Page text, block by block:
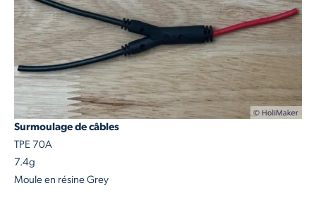
Surmoulage de câbles
TPE 70A
7.4g
Moule en résine Grey